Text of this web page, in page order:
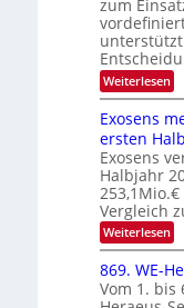
c
t
r
a
T
a
l
k
s
e
r
V
I
S
I
O
N
2
0
2
6
d
e
n
zum
Weiterlesen:
W
n
n
d
i
e
K
I
m
i
t
d
e
Exosens
ersten
Exosens
Halbjahr
Vergleich
Weiterlesen:
E
x
o
s
869. WE-
Vom 1. bis